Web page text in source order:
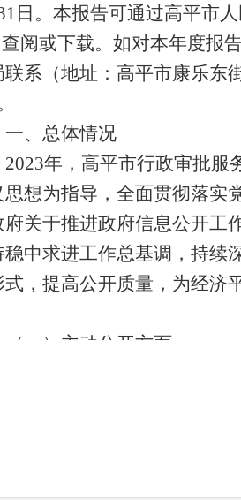
日。本报告可通过高平市
阅或下载。如对本年度报
联系（地址：高平市康乐东
总体情况
年，高平市行政审批服
思想为指导，全面贯彻落实
府关于推进政府信息公开工
稳中求进工作总基调，持续
式，提高公开质量，为经济
）主动公开方面
度我局共收到和办理依申